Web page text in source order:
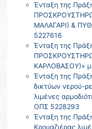
Ένταξη της
ΜΑΛΑΓΑΡΙ) &
5227616
Ένταξη της
ΚΑΡΛΟΒΑΣΟΥ)»
Ένταξη της
δικτύων νερού-
λιμένες
ΟΠΣ 5228293
Ένταξη της
Κρουαζιέρας